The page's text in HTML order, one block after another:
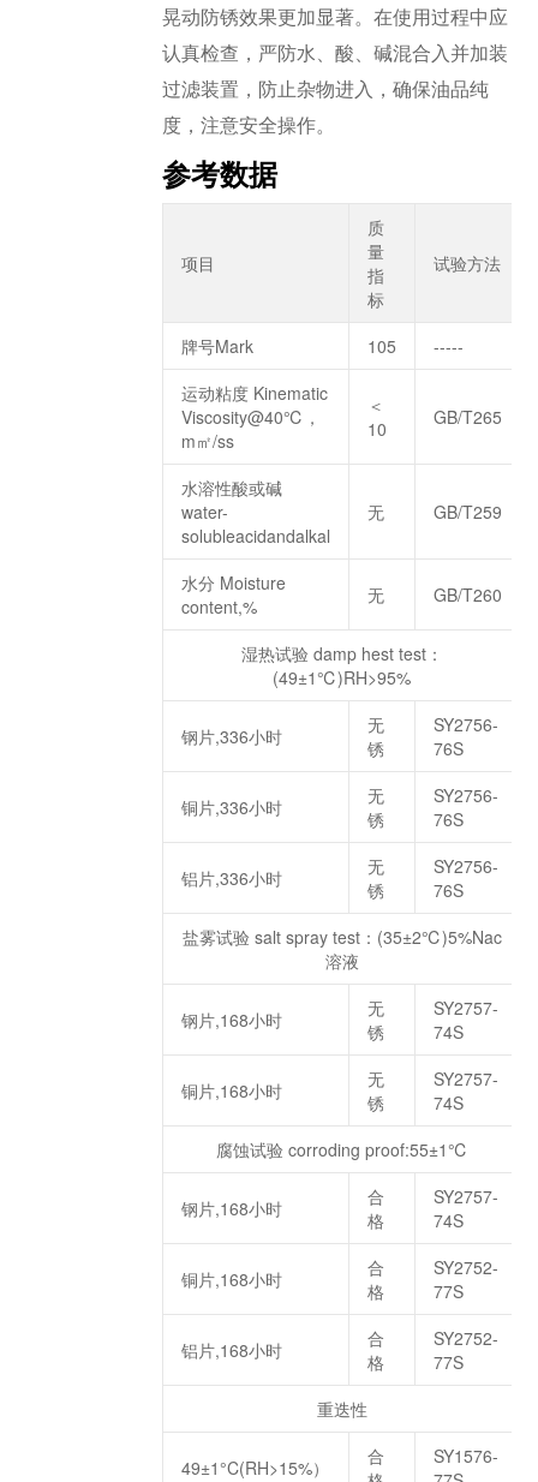
晃动防锈效果更加显著。在使用过程中应
认真检查，严防水、酸、碱混合入并加装
过滤装置，防止杂物进入，确保油品纯
度，注意安全操作。
参考数据
项目
质
量
指
标
试验方法
牌号Mark 105
-----
运动粘度 Kinematic
Viscosity@40℃，
m㎡/ss
＜
10
GB/T265
水溶性酸或碱
water-
solubleacidandalkal
无 GB/T259
水分 Moisture
content,%
无 GB/T260
湿热试验 damp hest test：
(49±1℃)RH>95%
钢片,336小时
无
锈
SY2756-
76S
铜片,336小时
无
锈
SY2756-
76S
铝片,336小时
无
锈
SY2756-
76S
盐雾试验 salt spray test：(35±2℃)5%Nac
溶液
钢片,168小时
无
锈
SY2757-
74S
铜片,168小时
无
锈
SY2757-
74S
腐蚀试验 corroding proof:55±1℃
钢片,168小时
合
格
SY2757-
74S
铜片,168小时
合
格
SY2752-
77S
铝片,168小时
合
格
SY2752-
77S
重迭性
49±1°C(RH>15%）
合
SY1576-